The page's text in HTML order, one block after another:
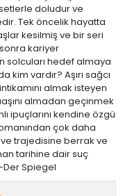
doludur ve
Tek öncelik hayatta
kesilmiş ve bir seri
kariyer
solcuları hedef almaya
kim vardır? Aşırı sağcı
almak isteyen
almadan geçinmek
ipuçlarını kendine özgü
çok daha
trajedisine berrak ve
tarihine dair suç
Spiegel